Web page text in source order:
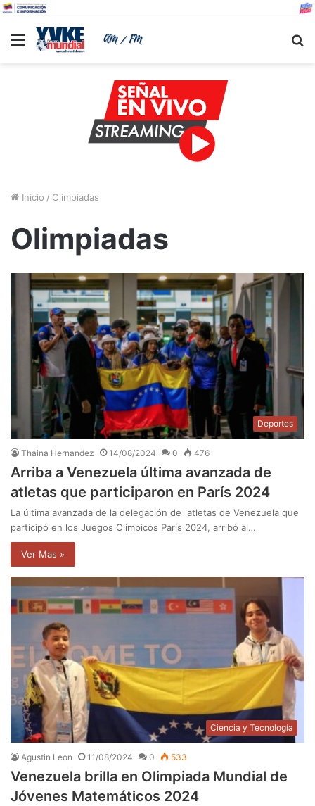
Menu
Inicio / Olimpiadas
Olimpiadas
Deportes
Thaina Hernandez 14/08/2024 0 476
Arriba a Venezuela última avanzada de
atletas que participaron en París 2024
La última avanzada de la delegación de atletas de Venezuela que
participó en los Juegos Olímpicos París 2024, arribó al…
Ver Mas »
Ciencia y Tecnología
Agustin Leon 11/08/2024 0 533
Venezuela brilla en Olimpiada Mundial de
Jóvenes Matemáticos 2024